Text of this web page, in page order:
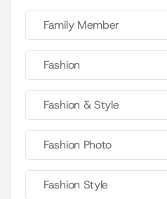
Family Member
Fashion
Fashion & Style
Fashion Photo
Fashion Style